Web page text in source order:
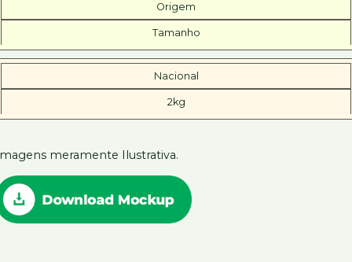
Origem
Tamanho
Nacional
2kg
meramente Ilustrativa.